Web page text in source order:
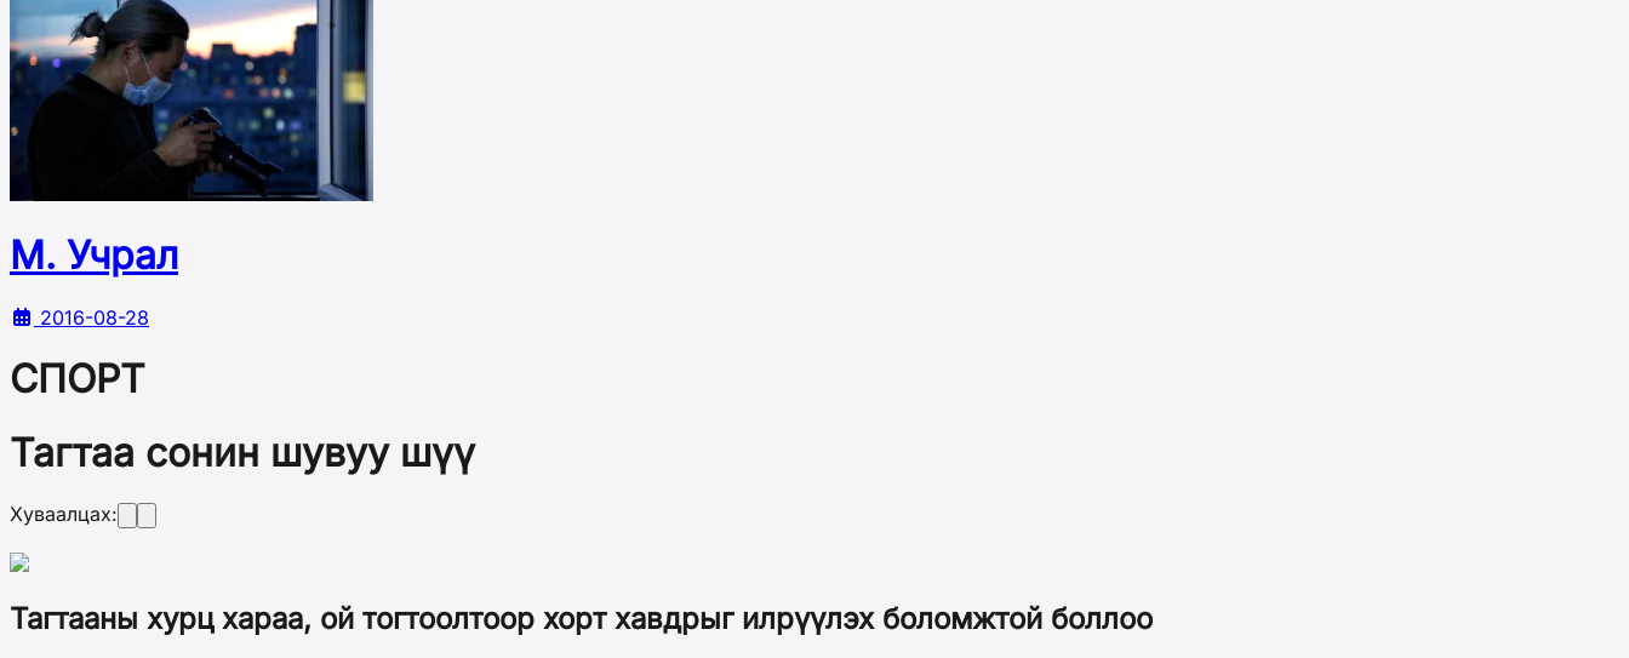
М. Учрал
2016-08-28
СПОРТ
Тагтаа сонин шувуу шүү
Хуваалцах:
Тагтааны хурц хараа, ой тогтоолтоор хорт хавдрыг илрүүлэх боломжтой боллоо